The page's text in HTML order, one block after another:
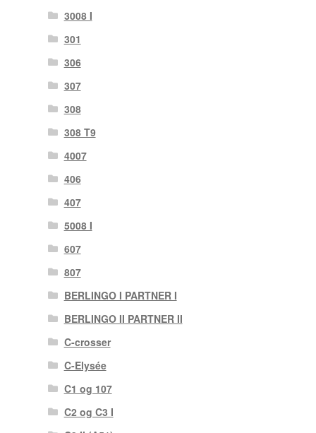
3008 I
301
306
307
308
308 T9
4007
406
407
5008 I
607
807
BERLINGO I PARTNER I
BERLINGO II PARTNER II
C-crosser
C-Elysée
C1 og 107
C2 og C3 I